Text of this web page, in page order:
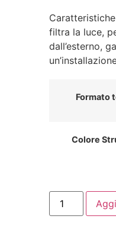
filtra la luce,
dall’esterno,
Formato
Colore